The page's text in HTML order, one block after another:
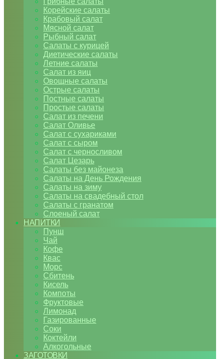
Корейские салаты
Крабовый салат
Мясной салат
Рыбный салат
Салаты с курицей
Диетические салаты
Летние салаты
Салат из яиц
Овощные салаты
Острые салаты
Постные салаты
Простые салаты
Салат из печени
Салат Оливье
Салат с сухариками
Салат с сыром
Салат с черносливом
Салат Цезарь
Салаты без майонеза
Салаты на День Рождения
Салаты на зиму
Салаты на свадебный стол
Салаты с гранатом
Слоеный салат
НАПИТКИ
Пунш
Чай
Кофе
Квас
Морс
Сбитень
Кисель
Компоты
Фруктовые
Лимонад
Газированные
Соки
Коктейли
Алкогольные
ЗАГОТОВКИ